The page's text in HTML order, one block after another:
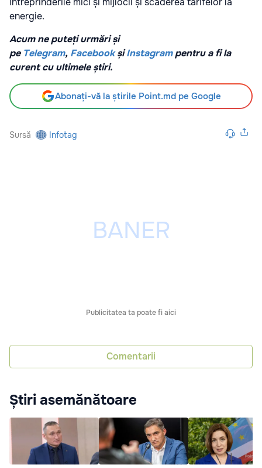
energie.
Acum ne puteți urmări și
pe Telegram, Facebook șiInstagrampentru a fi la
curent cu ultimele știri.
Abonați-vă la știrile Point.md pe Google
Sursă Infotag
Publicitatea ta poate fi aici
Comentarii
Știri asemănătoare